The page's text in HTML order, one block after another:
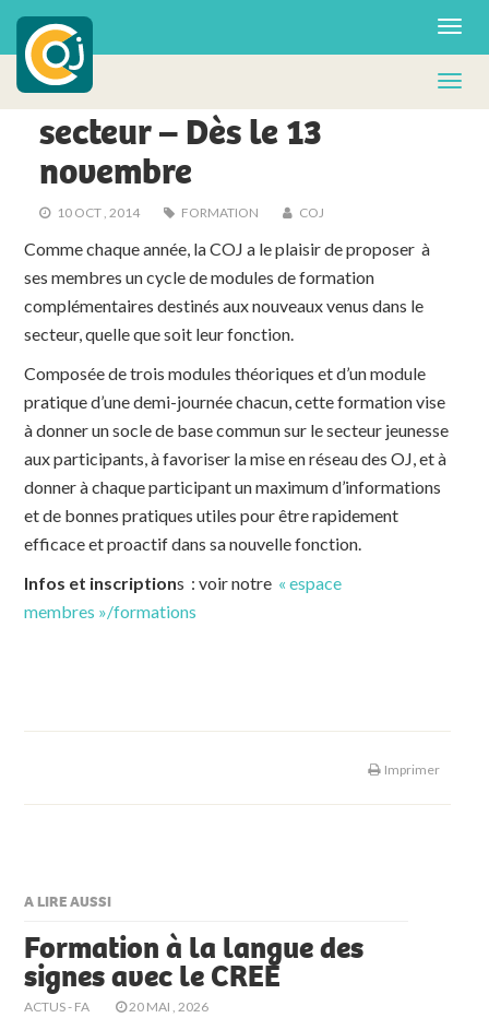
AGENDA
Branchons-nous sur le
secteur – Dès le 13
novembre
10 OCT , 2014 FORMATION COJ
Comme chaque année, la COJ a le plaisir de proposer à
ses membres un cycle de modules de formation
complémentaires destinés aux nouveaux venus dans le
secteur, quelle que soit leur fonction.
Composée de trois modules théoriques et d’un module
pratique d’une demi-journée chacun, cette formation vise
à donner un socle de base commun sur le secteur jeunesse
aux participants, à favoriser la mise en réseau des OJ, et à
donner à chaque participant un maximum d’informations
et de bonnes pratiques utiles pour être rapidement
efficace et proactif dans sa nouvelle fonction.
Infos et inscriptions : voir notre « espace
membres »/formations
Imprimer
A LIRE AUSSI
Formation à la langue des
signes avec le CREE
ACTUS - FA 20 MAI , 2026